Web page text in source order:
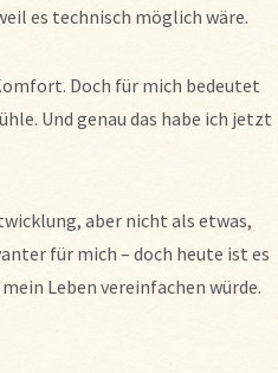
es technisch möglich wäre.
Doch für mich bedeutet
Und genau das habe ich jetzt
aber nicht als etwas,
für mich – doch heute ist es
Leben vereinfachen würde.